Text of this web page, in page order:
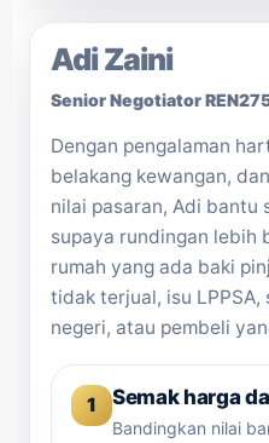
Adi Zaini
Senior Negotiator
Dengan pengalaman
belakang kewangan,
nilai pasaran, Adi bantu
supaya rundingan lebih
rumah yang ada baki
tidak terjual, isu
negeri, atau pembeli
1 Semak harga
Bandingkan nilai